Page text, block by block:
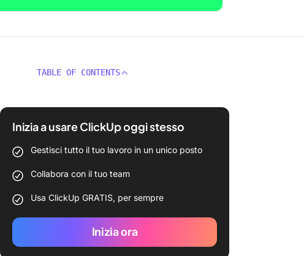
TABLE OF CONTENTS
Inizia a usare ClickUp oggi stesso
Gestisci tutto il tuo lavoro in un unico posto
Collabora con il tuo team
Usa ClickUp GRATIS, per sempre
Inizia ora